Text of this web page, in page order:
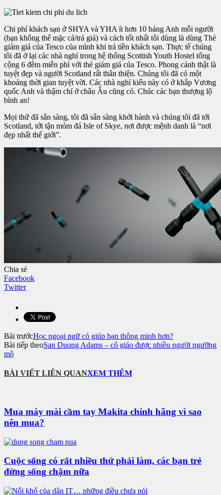
Chi phí khách sạn ở SHYA và YHA ít hơn 10 bảng Anh mỗi người
(bạn không thể mặc cả/trả giá) và cách tốt nhất tôi dùng là dùng Thẻ
giảm giá của Tesco của mình khi trả tiền khách sạn. Thực tế chúng
tôi đã ở lại các nhà nghỉ trong hệ thống Scottish Youth Hostel tổng
cộng 6 đêm miễn phí với thẻ giảm giá của Tesco. Phong cảnh thật là
tuyệt đẹp và người Scotland rất thân thiện. Chúng tôi đã có một
khoảng thời gian tuyệt vời. Các nhà nghỉ kiểu này có ở khắp Vương
quốc Anh và thậm chí ở châu Âu cũng có. Chúc các bạn thượng lộ
bình an!
Mọi thứ đã sẵn sàng, tôi đã sẵn sàng khởi hành và chúng tôi đã tới
Scotland, tới tận mỏm đá Isle of Skye, nơi được mệnh danh là “nơi
đẹp nhất thế giới”.
Chia sẻ
Facebook
Twitter
Bài trướcHọc ngoại ngữ có giúp bạn thông minh hơn?
Bài tiếp theoSan Duong Adams – cô giáo được nhiều người ngưỡng
mộ
BÀI VIẾT LIÊN QUANXEM THÊM
Mua máy mài cầm tay Makita chính hãng vì sao
nên mua?
Cuộc sống có rất nhiều thứ phải làm, các bạn trẻ
đừng sống chậm nữa